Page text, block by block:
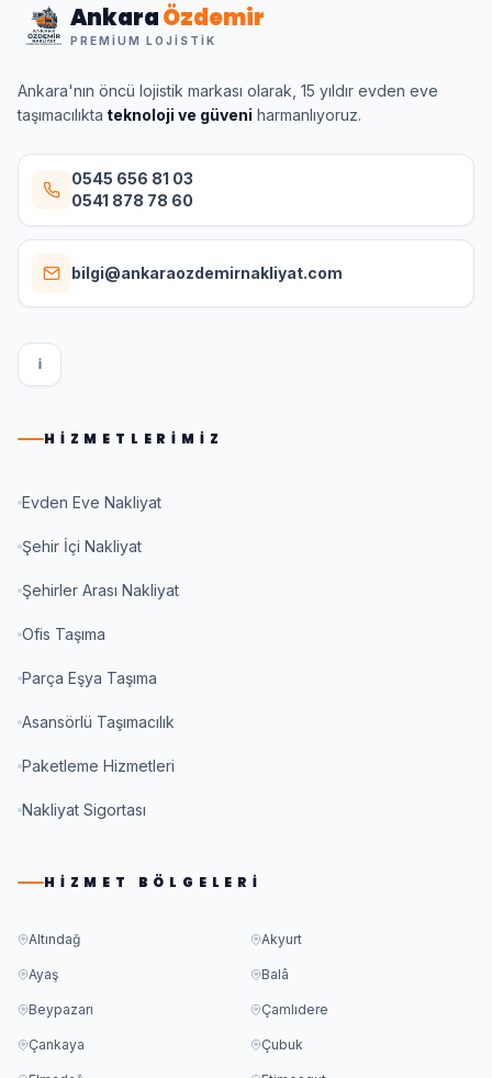
AnkaraÖzdemir
PREMIUM LOJISTIK
Ankara'nın öncü lojistik markası olarak, 15 yıldır evden eve
taşımacılıkta teknoloji ve güveni harmanlıyoruz.
0545 656 81 03
0541 878 78 60
bilgi@ankaraozdemirnakliyat.com
I
HIZMETLERIMIZ
Evden Eve Nakliyat
Şehir İçi Nakliyat
Şehirler Arası Nakliyat
Ofis Taşıma
Parça Eşya Taşıma
Asansörlü Taşımacılık
Paketleme Hizmetleri
Nakliyat Sigortası
HIZMET BÖLGELERI
Altındağ Akyurt
Ayaş Balâ
Beypazarı Çamlıdere
Çankaya Çubuk